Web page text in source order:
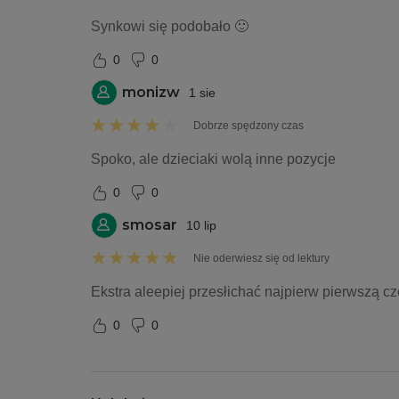
Synkowi się podobało 🙂
0 0
monizw 1 sie
Dobrze spędzony czas
Spoko, ale dzieciaki wolą inne pozycje
0 0
smosar 10 lip
Nie oderwiesz się od lektury
Ekstra aleepiej przesłichać najpierw pierwszą
0 0